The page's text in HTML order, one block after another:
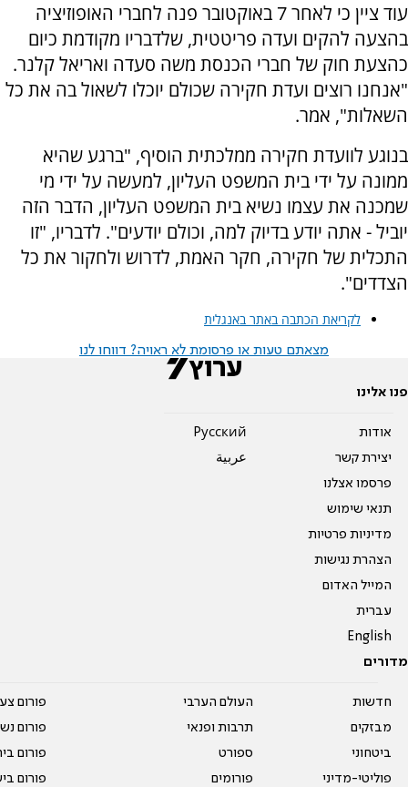
עוד ציין כי לאחר 7 באוקטובר פנה לחברי האופוזיציה
בהצעה להקים ועדה פריטטית, שלדבריו מקודמת כיום
כהצעת חוק של חברי הכנסת משה סעדה ואריאל קלנר.
"אנחנו רוצים ועדת חקירה שכולם יוכלו לשאול בה את כל
השאלות", אמר.
בנוגע לוועדת חקירה ממלכתית הוסיף, "ברגע שהיא
ממונה על ידי בית המשפט העליון, למעשה על ידי מי
שמכנה את עצמו נשיא בית המשפט העליון, הדבר הזה
יוביל - אתה יודע בדיוק למה, וכולם יודעים". לדבריו, "זו
התכלית של חקירה, חקר האמת, לדרוש ולחקור את כל
הצדדים".
לקריאת הכתבה באתר באנגלית
מצאתם טעות או פרסומת לא ראויה? דווחו לנו
פנו אלינו
אודות
יצירת קשר
פרסמו אצלנו
תנאי שימוש
מדיניות פרטיות
הצהרת נגישות
המייל האדום
עברית
English
Pусский
عربية
מדורים
חדשות
מבזקים
ביטחוני
פוליטי-מדיני
העולם הערבי
תרבות ופנאי
ספורט
פורומים
פורום
פורום
פורום
פורום